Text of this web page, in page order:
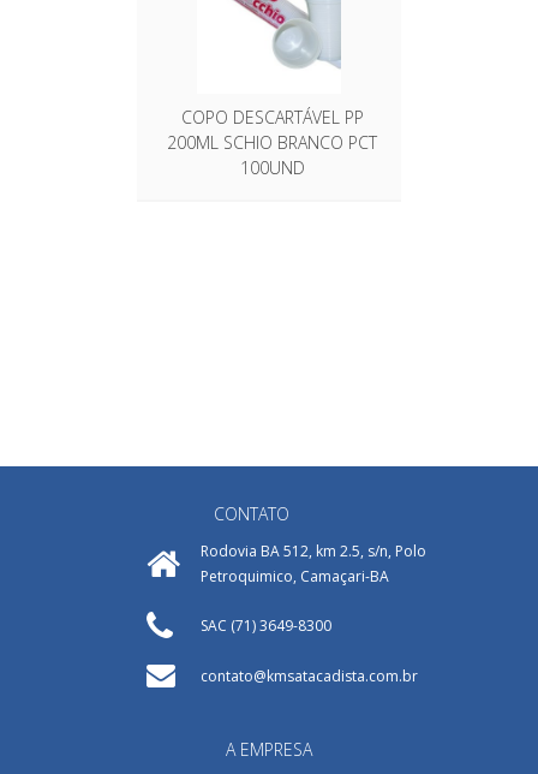
COPO DESCARTÁVEL PP
200ML SCHIO BRANCO PCT
100UND
CONTATO
Rodovia BA 512, km 2.5, s/n, Polo
Petroquimico, Camaçari-BA
SAC (71) 3649-8300
contato@kmsatacadista.com.br
A EMPRESA